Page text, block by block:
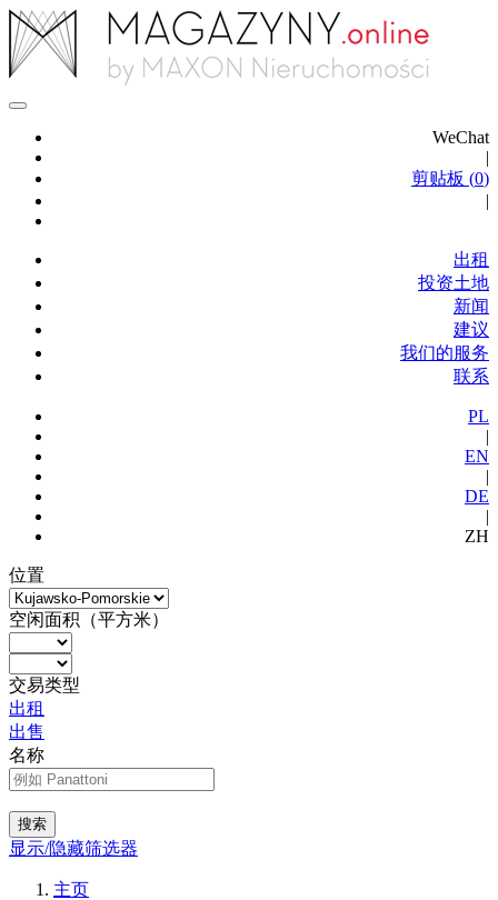
WeChat
|
剪贴板 (0)
|
出租
投资土地
新闻
建议
我们的服务
联系
PL
|
EN
|
DE
|
ZH
位置
空闲面积（平方米）
交易类型
出租
出售
名称
搜索
显示/隐藏筛选器
主页